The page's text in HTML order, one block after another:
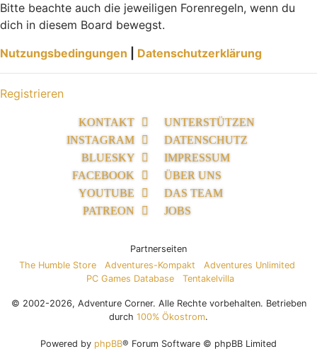
Bitte beachte auch die jeweiligen Forenregeln, wenn du
dich in diesem Board bewegst.
Nutzungsbedingungen
Datenschutzerklärung
Registrieren
KONTAKT
INSTAGRAM
BLUESKY
FACEBOOK
YOUTUBE
PATREON
UNTERSTÜTZEN
DATENSCHUTZ
IMPRESSUM
ÜBER UNS
DAS TEAM
JOBS
Partnerseiten
The Humble Store
Adventures-Kompakt
Adventures Unlimited
PC Games Database
Tentakelvilla
© 2002-2026, Adventure Corner. Alle Rechte vorbehalten. Betrieben
durch 100% Ökostrom.
Powered by phpBB® Forum Software © phpBB Limited